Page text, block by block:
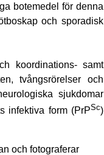
botemedel för denna
och sporadisk
koordinations- samt
tvångsrörelser och
sjukdomar
infektiva form (PrPSc)
och fotograferar